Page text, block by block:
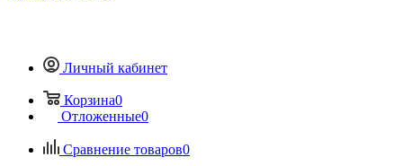
Личный кабинет
Корзина0
Отложенные0
Сравнение товаров0